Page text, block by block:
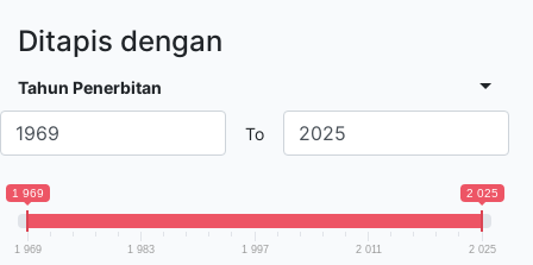
Ditapis dengan
Tahun Penerbitan
To
1 969 2 025
1 969 1 983 1 997 2 011 2 025